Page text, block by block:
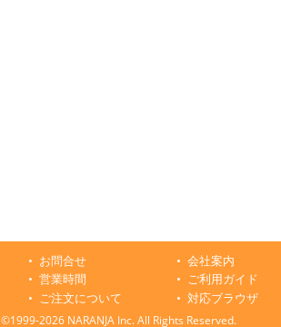
お問合せ 会社案内
営業時間
ご利用ガイド
ご注文について
対応ブラウザ
©1999-2026 NARANJA Inc. All Rights Reserved.